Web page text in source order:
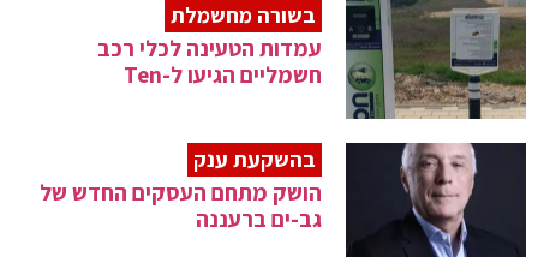
בשורה מחשמלת
עמדות הטעינה לכלי רכב
חשמליים הגיעו ל-Ten
בהשקעת ענק
הושק מתחם העסקים החדש של
גב-ים ברעננה